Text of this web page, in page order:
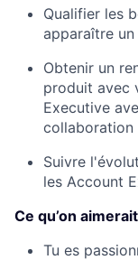
Qualifier les
apparaître
Obtenir un
produit avec
Executive
collaboration
Suivre
les Account
Ce qu’on
Tu es